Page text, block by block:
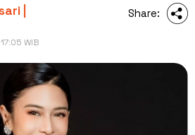
|
WIB
Share: